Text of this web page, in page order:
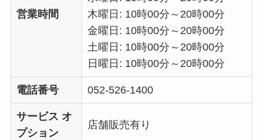
営業時間
木曜日: 10時00分～20時00分
金曜日: 10時00分～20時00分
土曜日: 10時00分～20時00分
日曜日: 10時00分～20時00分
電話番号 052-526-1400
サービス オ
プション
店舗販売有り